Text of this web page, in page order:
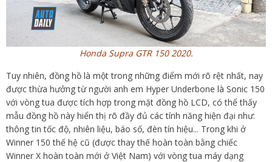
Honda Supra GTR 150 2020.
Tuy nhiên, đồng hồ là một trong những điểm mới rõ rệt nhất, nay
được thừa hưởng từ người anh em Hyper Underbone là Sonic 150
với vòng tua được tích hợp trong mặt đồng hồ LCD, có thể thấy
mẫu đồng hồ này hiển thị rõ đầy đủ các tính năng hiện đại như:
thông tin tốc độ, nhiên liệu, báo số, đèn tín hiệu... Trong khi ở
Winner 150 thế hệ cũ (được thay thế hoàn toàn bằng chiếc
Winner X hoàn toàn mới ở Việt Nam) với vòng tua máy dạng